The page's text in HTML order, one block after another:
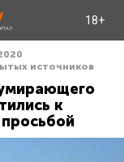
18+
источников
к